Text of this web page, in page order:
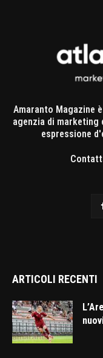
Amaranto Magazine
agenzia di marketing
espressione
ARTICOLI RECENTI